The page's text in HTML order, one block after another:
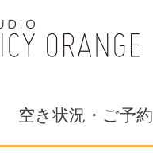
空き状況・ご予約